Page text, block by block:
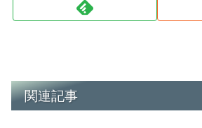
関連記事